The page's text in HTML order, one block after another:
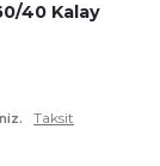
40 Kalay
Taksit